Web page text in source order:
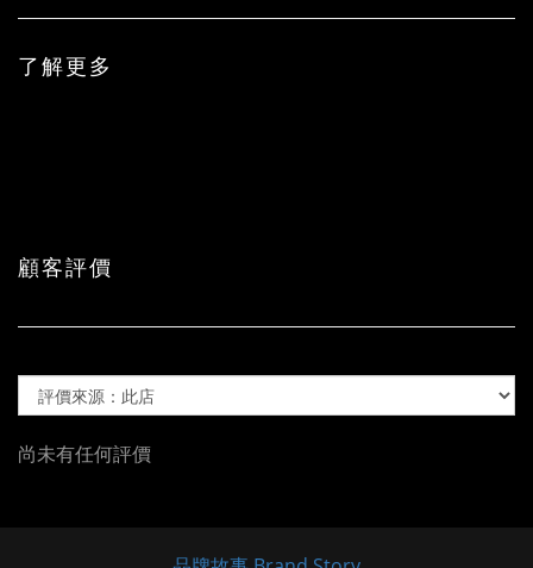
了解更多
顧客評價
尚未有任何評價